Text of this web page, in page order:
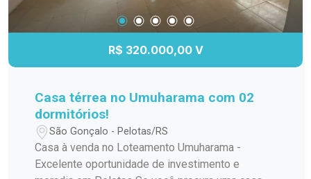
coração da cidade, em uma casa com pátio, um
privilégio que você não encontra facilmente no
R$ 320.000,00 V
Casa térrea no Umuharama com 02
dormitórios!
São Gonçalo - Pelotas/RS
Casa à venda no Loteamento Umuharama -
Excelente oportunidade de investimento e